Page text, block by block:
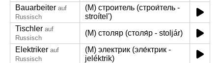
Bauarbeiter auf
Russisch
(M) строитель (строи́тель -
stroítel')
Tischler auf
Russisch
(M) столяр (столя́р - stoljár)
Elektriker auf
Russisch
(M) электрик (эле́ктрик -
jeléktrik)